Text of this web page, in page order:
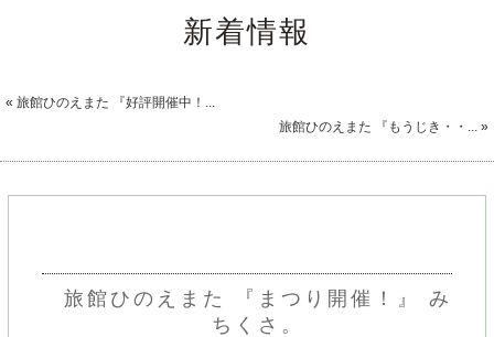
新着情報
« 旅館ひのえまた 『好評開催中！...
旅館ひのえまた 『もうじき・・... »
旅館ひのえまた 『まつり開催！』 み
ちくさ。